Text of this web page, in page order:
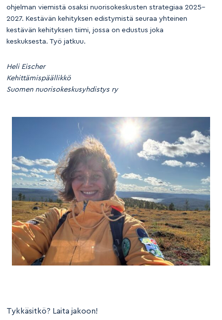
ohjelman viemistä osaksi nuorisokeskusten strategiaa 2025–
2027. Kestävän kehityksen edistymistä seuraa yhteinen
kestävän kehityksen tiimi, jossa on edustus joka
keskuksesta. Työ jatkuu.
Heli Eischer
Kehittämispäällikkö
Suomen nuorisokeskusyhdistys ry
Tykkäsitkö? Laita jakoon!